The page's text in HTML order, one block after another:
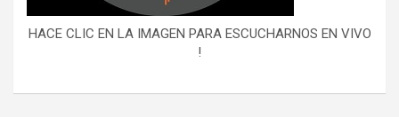
HACE CLIC EN LA IMAGEN PARA ESCUCHARNOS EN VIVO
!